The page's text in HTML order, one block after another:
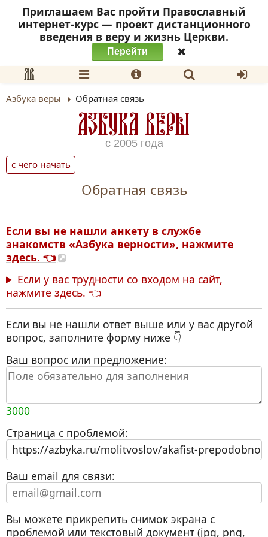
Приглашаем Вас пройти Православный
интернет-курс — проект дистанционного
введения в веру и жизнь Церкви.
Перейти
Азбука веры Обратная связь
АЗБУКА ВЕРЫ
с 2005 года
с чего начать
Обратная связь
Если вы не нашли анкету в службе
знакомств «Азбука верности», нажмите
здесь. 👈
Если у вас трудности со входом на сайт,
нажмите здесь. 👈
Если вы не нашли ответ выше или у вас другой
вопрос, заполните форму ниже 👇
Ваш вопрос или предложение:
3000
Страница с проблемой:
Ваш email для связи:
Вы можете прикрепить снимок экрана с
проблемой или текстовый документ (jpg, png,